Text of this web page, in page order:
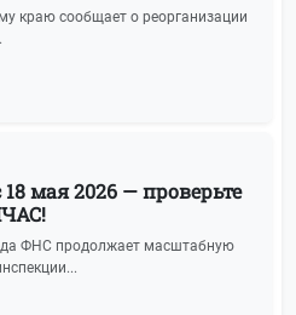
краю сообщает о реорганизации
мая 2026 — проверьте
ФНС продолжает масштабную